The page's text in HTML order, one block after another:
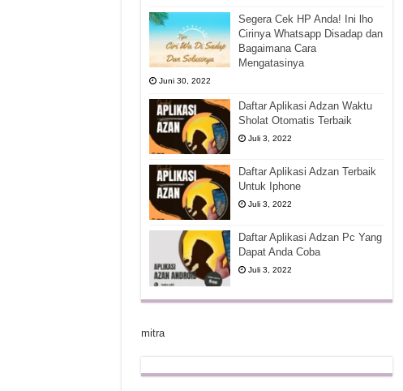
Segera Cek HP Anda! Ini lho
Cirinya Whatsapp Disadap dan
Bagaimana Cara
Mengatasinya
Juni 30, 2022
Daftar Aplikasi Adzan Waktu
Sholat Otomatis Terbaik
Juli 3, 2022
Daftar Aplikasi Adzan Terbaik
Untuk Iphone
Juli 3, 2022
Daftar Aplikasi Adzan Pc Yang
Dapat Anda Coba
Juli 3, 2022
mitra